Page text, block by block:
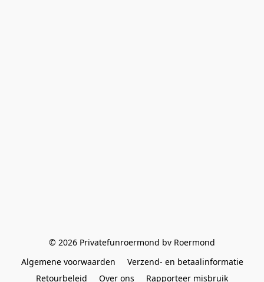
© 2026 Privatefunroermond bv Roermond
Algemene voorwaarden
Verzend- en betaalinformatie
Retourbeleid
Over ons Rapporteer misbruik